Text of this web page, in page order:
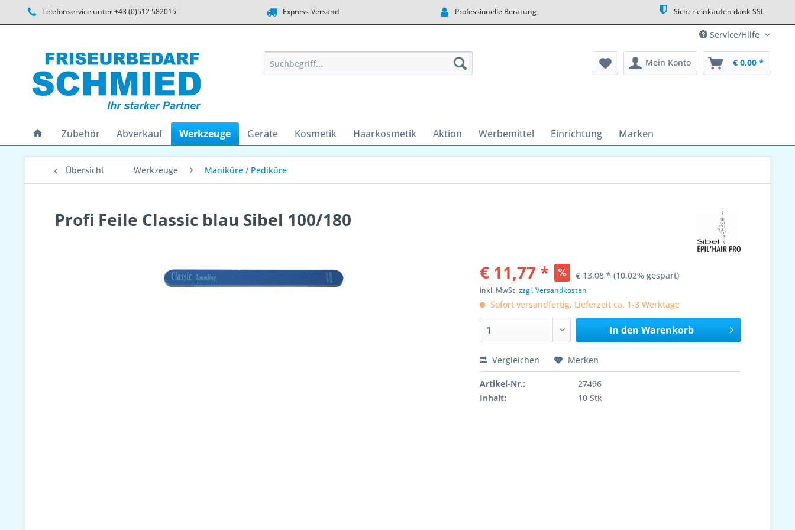
Telefonservice unter +43 (0)512 582015 Express-Versand Professionelle Beratung Sicher einkaufen dank SSL
Service/Hilfe
Mein Konto € 0,00 *
Zubehör Abverkauf Werkzeuge Geräte Kosmetik Haarkosmetik Aktion Werbemittel Einrichtung Marken
Übersicht Werkzeuge Maniküre / Pediküre
Profi Feile Classic blau Sibel 100/180
€ 11,77 * € 13,08 * (10,02% gespart)
inkl. MwSt.zzgl. Versandkosten
Sofort versandfertig, Lieferzeit ca. 1-3 Werktage
In den Warenkorb
Vergleichen Merken
Artikel-Nr.:
27496
Inhalt:
10 Stk